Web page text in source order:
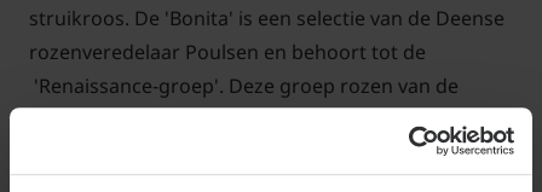
struikroos. De 'Bonita' is een selectie van de Deense
rozenveredelaar Poulsen en behoort tot de
'Renaissance-groep'. Deze groep rozen van de
veredelaar Poulsen produceren sterk gevulde en rijk
geurende rozen die wat hun vorm betreft lijken op